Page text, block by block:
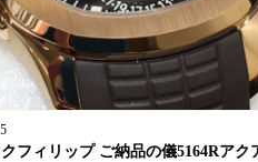
フィリップ ご納品の儀5164Rアク